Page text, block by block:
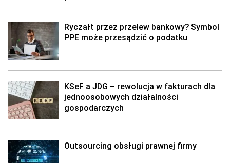
Ryczałt przez przelew bankowy? Symbol
PPE może przesądzić o podatku
KSeF a JDG – rewolucja w fakturach dla
jednoosobowych działalności
gospodarczych
Outsourcing obsługi prawnej firmy